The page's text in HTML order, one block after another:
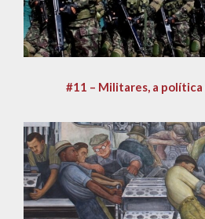
#11 – Militares, a política